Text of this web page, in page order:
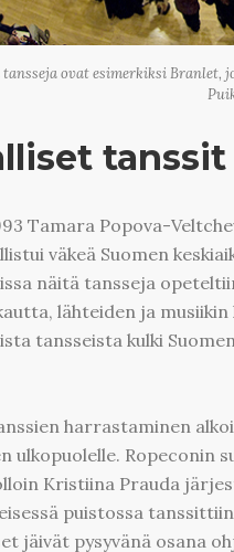
tansseja ovat esimerkiksi
tanssit
Tamara Popova-
väkeä Suomen
näitä tansseja
lähteiden ja
tansseista kulki
harrastaminen
ulkopuolelle. Ropeconin
Kristiina Prauda
puistossa
jäivät pysyvänä osana